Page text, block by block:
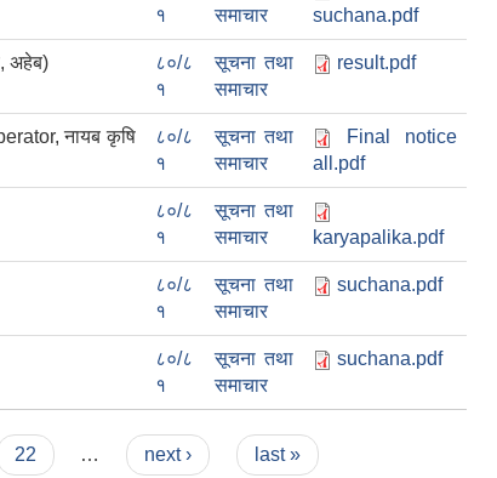
१
समाचार
suchana.pdf
अहेब)
८०/८
१
सूचना तथा
समाचार
result.pdf
नायब कृषि
८०/८
१
सूचना तथा
समाचार
Final notice
all.pdf
८०/८
१
सूचना तथा
समाचार
karyapalika.pdf
८०/८
१
सूचना तथा
समाचार
suchana.pdf
८०/८
१
सूचना तथा
समाचार
suchana.pdf
22 … next › last »